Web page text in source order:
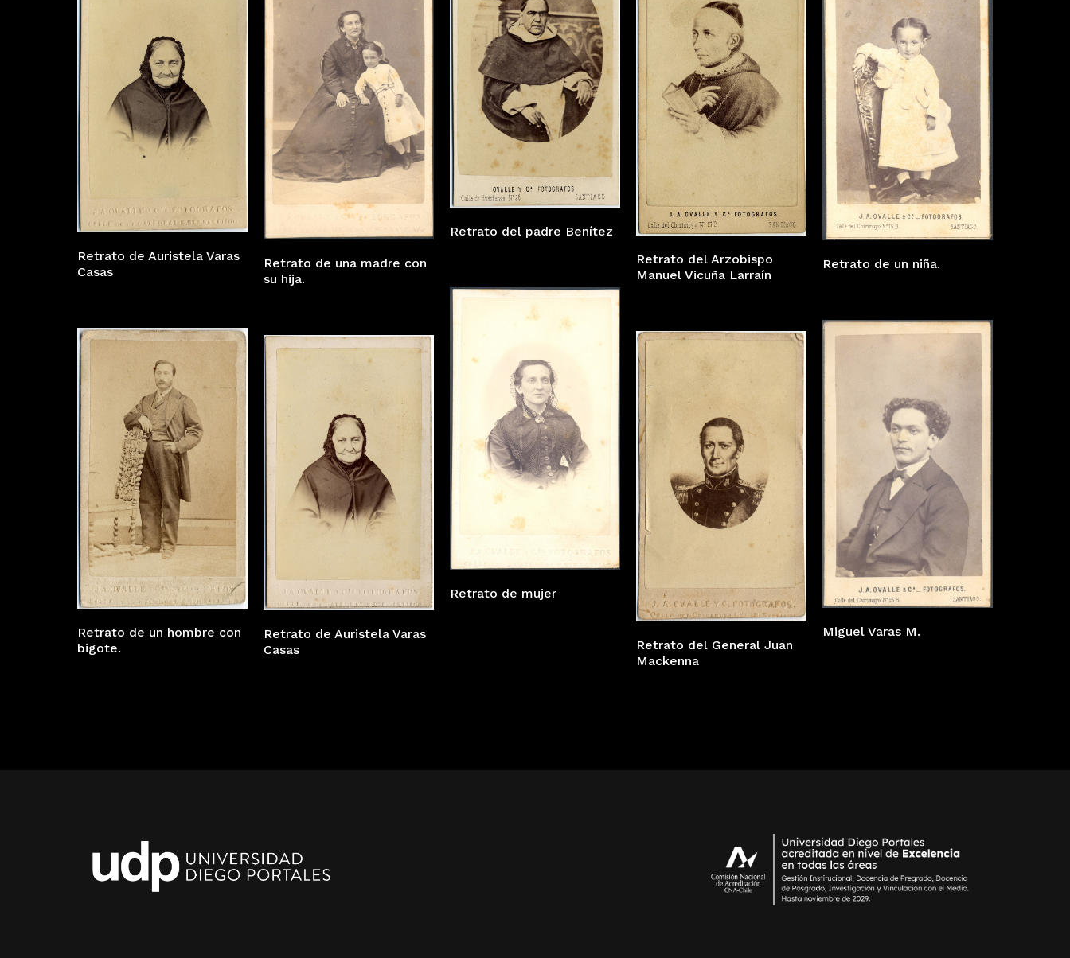
Retrato del padre Benítez
Retrato del Arzobispo
Manuel Vicuña Larraín
Retrato de Auristela Varas
Casas
Retrato de una madre con
su hija.
Retrato de un niña.
Retrato de mujer
Miguel Varas M.
Retrato de un hombre con
bigote.
Retrato del General Juan
Mackenna
Retrato de Auristela Varas
Casas